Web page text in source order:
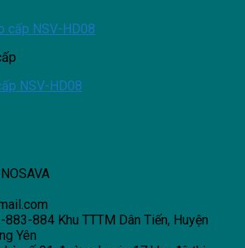
NSV-HD08
883-884 Khu TTTM Dân Tiến, Huyện
Yên